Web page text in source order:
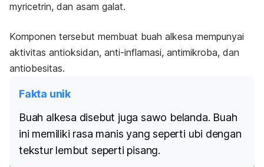
myricetrin, dan asam galat.
Komponen tersebut membuat buah alkesa mempunyai
aktivitas antioksidan, anti-inflamasi, antimikroba, dan
antiobesitas.
Fakta unik
Buah alkesa disebut juga sawo belanda. Buah
ini memiliki rasa manis yang seperti ubi dengan
tekstur lembut seperti pisang.